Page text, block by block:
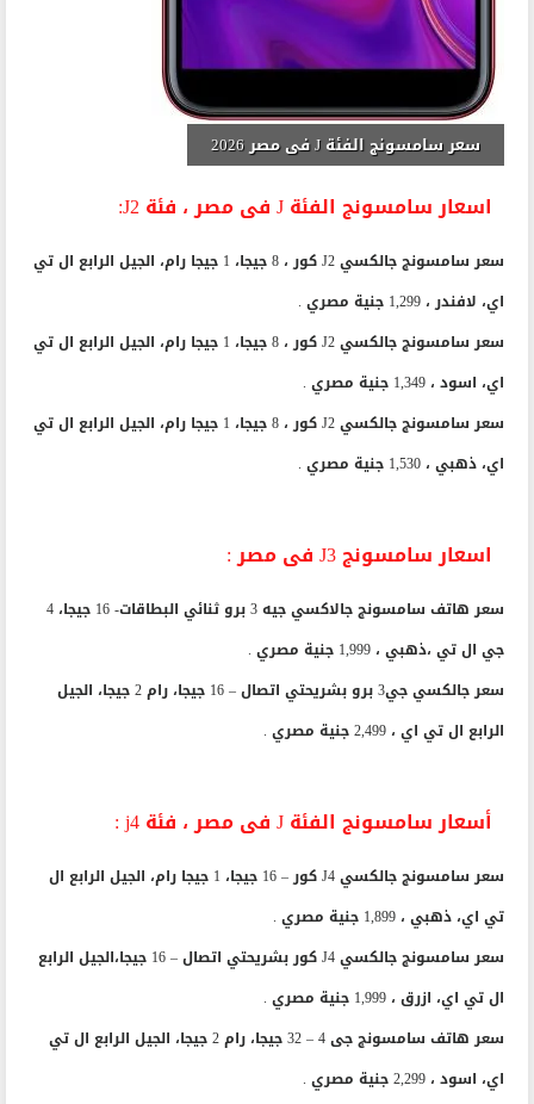
سعر سامسونج الفئة J فى مصر 2026
اسعار سامسونج الفئة J فى مصر ، فئة J2:
سعر سامسونج جالكسي J2 كور ، 8 جيجا، 1 جيجا رام، الجيل الرابع ال تي
اي، لافندر ، 1,299 جنية مصري .
سعر سامسونج جالكسي J2 كور ، 8 جيجا، 1 جيجا رام، الجيل الرابع ال تي
اي، اسود ، 1,349 جنية مصري .
سعر سامسونج جالكسي J2 كور ، 8 جيجا، 1 جيجا رام، الجيل الرابع ال تي
اي، ذهبي ، 1,530 جنية مصري .
اسعار سامسونج J3 فى مصر :
سعر هاتف سامسونج جالاكسي جيه 3 برو ثنائي البطاقات- 16 جيجا، 4
جي ال تي ،ذهبي ، 1,999 جنية مصري .
سعر جالكسي جي3 برو بشريحتي اتصال – 16 جيجا، رام 2 جيجا، الجيل
الرابع ال تي اي ، 2,499 جنية مصري .
أسعار سامسونج الفئة J فى مصر ، فئة j4 :
سعر سامسونج جالكسي J4 كور – 16 جيجا، 1 جيجا رام، الجيل الرابع ال
تي اي، ذهبي ، 1,899 جنية مصري .
سعر سامسونج جالكسي J4 كور بشريحتي اتصال – 16 جيجا،الجيل الرابع
ال تي اي، ازرق ، 1,999 جنية مصري .
سعر هاتف سامسونج جى 4 – 32 جيجا، رام 2 جيجا، الجيل الرابع ال تي
اي، اسود ، 2,299 جنية مصري .